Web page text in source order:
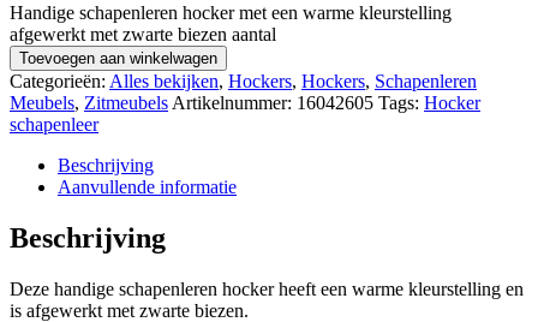
Handige schapenleren hocker met een warme kleurstelling
afgewerkt met zwarte biezen aantal
Toevoegen aan winkelwagen
Categorieën: Alles bekijken, Hockers, Hockers, Schapenleren
Meubels, Zitmeubels Artikelnummer: 16042605 Tags: Hocker
schapenleer
Beschrijving
Aanvullende informatie
Beschrijving
Deze handige schapenleren hocker heeft een warme kleurstelling en
is afgewerkt met zwarte biezen.